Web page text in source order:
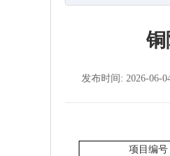
铜
发布时间: 2026-06-
项目编号